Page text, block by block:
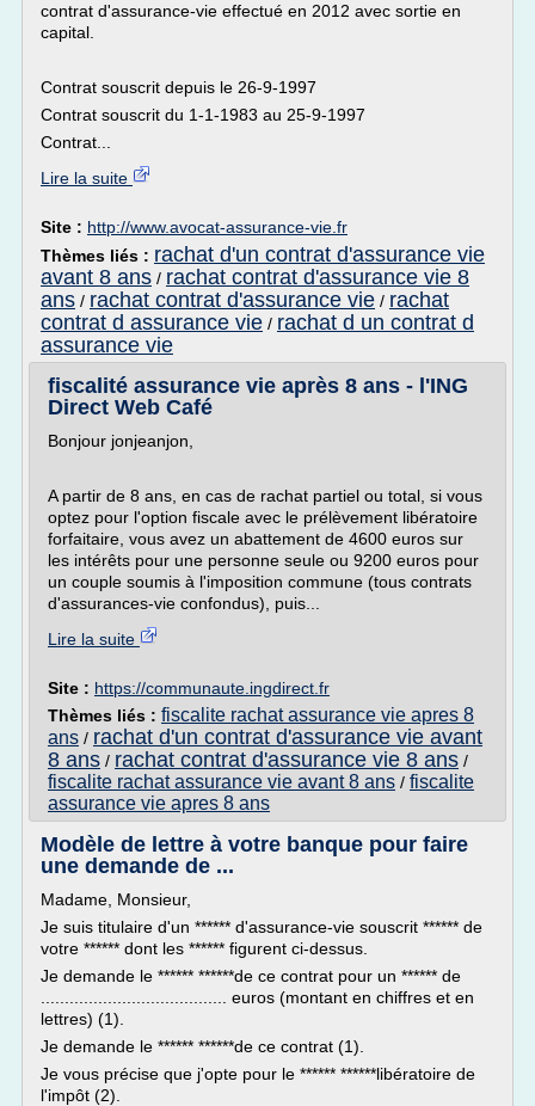
contrat d'assurance-vie effectué en 2012 avec sortie en
capital.
Contrat souscrit depuis le 26-9-1997
Contrat souscrit du 1-1-1983 au 25-9-1997
Contrat...
Lire la suite
Site : http://www.avocat-assurance-vie.fr
Thèmes liés : rachat d'un contrat d'assurance vie
avant 8 ans / rachat contrat d'assurance vie 8
ans / rachat contrat d'assurance vie / rachat
contrat d assurance vie / rachat d un contrat d
assurance vie
fiscalité assurance vie après 8 ans - l'ING
Direct Web Café
Bonjour jonjeanjon,
A partir de 8 ans, en cas de rachat partiel ou total, si vous
optez pour l'option fiscale avec le prélèvement libératoire
forfaitaire, vous avez un abattement de 4600 euros sur
les intérêts pour une personne seule ou 9200 euros pour
un couple soumis à l'imposition commune (tous contrats
d'assurances-vie confondus), puis...
Lire la suite
Site : https://communaute.ingdirect.fr
Thèmes liés : fiscalite rachat assurance vie apres 8
ans / rachat d'un contrat d'assurance vie avant
8 ans / rachat contrat d'assurance vie 8 ans /
fiscalite rachat assurance vie avant 8 ans / fiscalite
assurance vie apres 8 ans
Modèle de lettre à votre banque pour faire
une demande de ...
Madame, Monsieur,
Je suis titulaire d'un ****** d'assurance-vie souscrit ****** de
votre ****** dont les ****** figurent ci-dessus.
Je demande le ****** ******de ce contrat pour un ****** de
....................................... euros (montant en chiffres et en
lettres) (1).
Je demande le ****** ******de ce contrat (1).
Je vous précise que j'opte pour le ****** ******libératoire de
l'impôt (2).